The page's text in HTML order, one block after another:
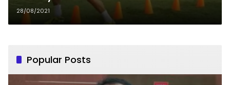
28/08/2021
Popular Posts